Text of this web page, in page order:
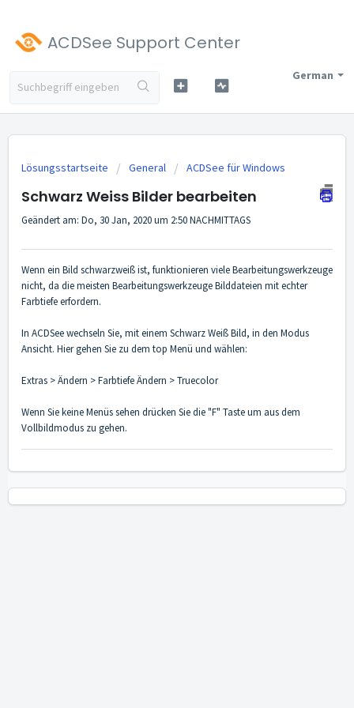
ACDSee Support Center
German
Lösungsstartseite General ACDSee für Windows
Schwarz Weiss Bilder bearbeiten
Geändert am: Do, 30 Jan, 2020 um 2:50 NACHMITTAGS
Wenn ein Bild schwarzweiß ist, funktionieren viele Bearbeitungswerkzeuge
nicht, da die meisten Bearbeitungswerkzeuge Bilddateien mit echter
Farbtiefe erfordern.
In ACDSee wechseln Sie, mit einem Schwarz Weiß Bild, in den Modus
Ansicht. Hier gehen Sie zu dem top Menü und wählen:
Extras > Ändern > Farbtiefe Ändern > Truecolor
Wenn Sie keine Menüs sehen drücken Sie die "F" Taste um aus dem
Vollbildmodus zu gehen.